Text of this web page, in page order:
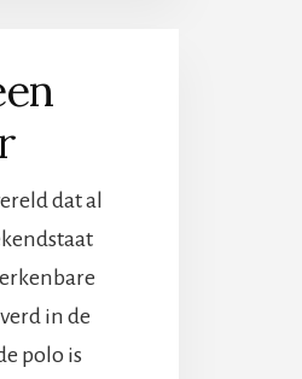
dat al
in de
polo is